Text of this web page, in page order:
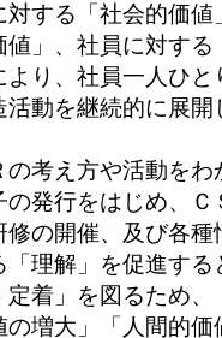
する「社会的価値
」、社員に対する
り、社員一人ひと
活動を継続的に展開
考え方や活動をわ
発行をはじめ、Ｃ
の開催、及び各種
理解」を促進する
定着」を図るため、
増大」「人間的価